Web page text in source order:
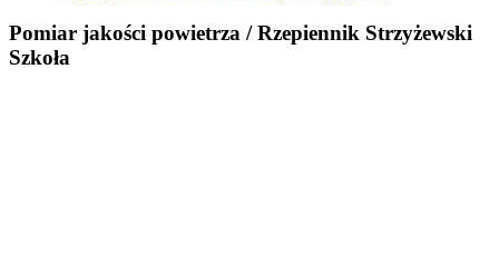
Pomiar jakości powietrza / Rzepiennik Strzyżewski
Szkoła